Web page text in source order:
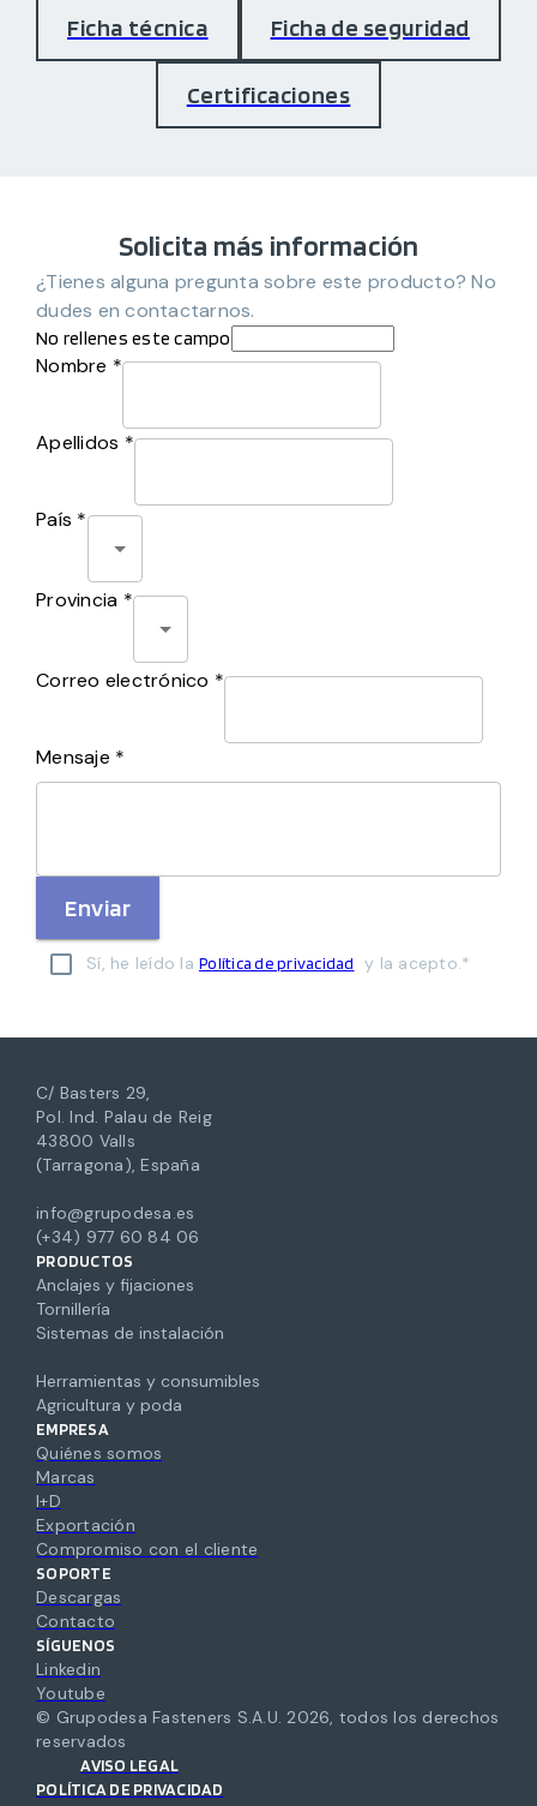
Ficha técnica
Ficha de seguridad
Certificaciones
Solicita más información
¿Tienes alguna pregunta sobre este producto? No
dudes en contactarnos.
No rellenes este campo
Nombre *
Apellidos *
País *
Provincia *
Correo electrónico *
Mensaje *
Enviar
Sí, he leído la Política de privacidad y la acepto.*
C/ Basters 29,
Pol. Ind. Palau de Reig
43800 Valls
(Tarragona), España
info@grupodesa.es
(+34) 977 60 84 06
PRODUCTOS
Anclajes y fijaciones
Tornillería
Sistemas de instalación
Herramientas y consumibles
Agricultura y poda
EMPRESA
Quiénes somos
Marcas
I+D
Exportación
Compromiso con el cliente
SOPORTE
Descargas
Contacto
SÍGUENOS
Linkedin
Youtube
© Grupodesa Fasteners S.A.U. 2026, todos los derechos
reservados
AVISO LEGAL
POLÍTICA DE PRIVACIDAD